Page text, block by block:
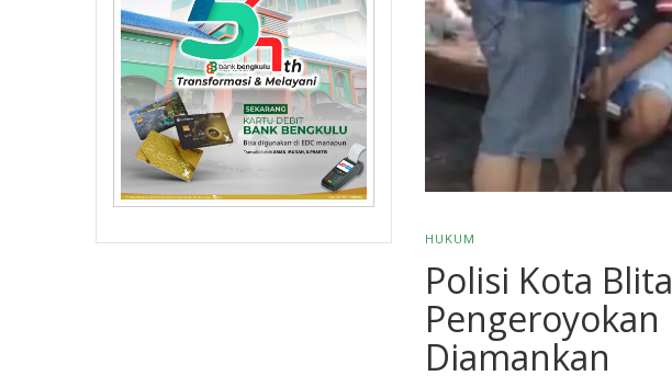
HUKUM
Polisi Kota
Diamankan